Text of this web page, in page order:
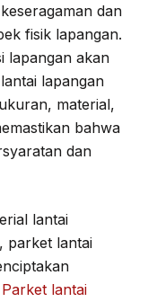
dan
fisik lapangan.
lapangan akan
lapangan
material,
bahwa
dan
lantai
parket lantai
Parket lantai